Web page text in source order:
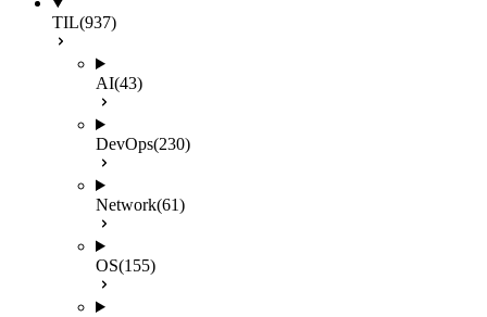
TIL(937)
AI(43)
DevOps(230)
Network(61)
OS(155)